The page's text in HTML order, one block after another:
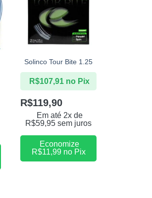
+
Solinco Tour Bite 1.25
R$119,90
Em até 2x de
R$59,95 sem juros
R$107,91 no Pix
Economize
R$11,99no Pix